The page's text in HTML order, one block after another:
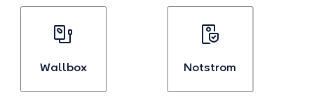
Wallbox Notstrom